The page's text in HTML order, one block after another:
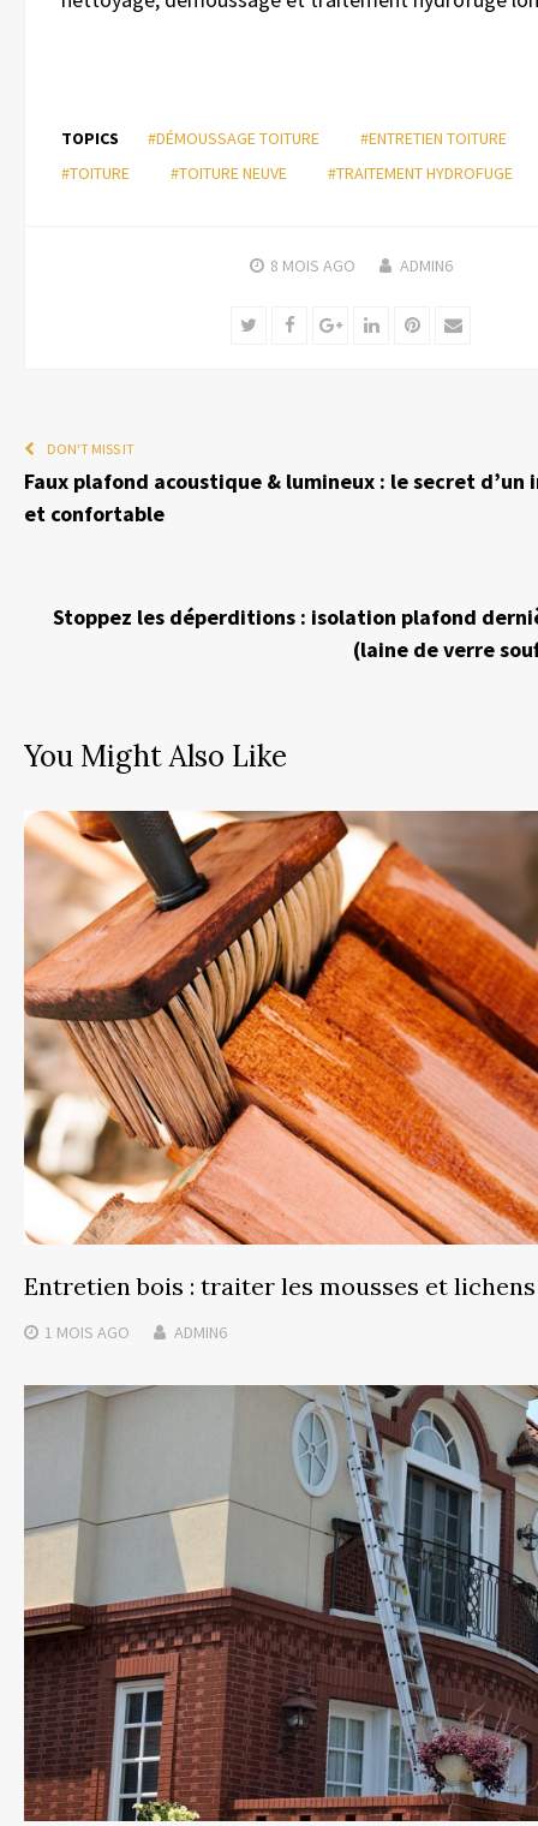
TOPICS #DÉMOUSSAGE TOITURE
#ENTRETIEN TOITURE
#TOITURE
#TOITURE NEUVE #TRAITEMENT HYDROFUGE
8 MOIS AGO ADMIN6
TwitterFacebookGoogle+LinkedInPinterest
Email
DON'T MISS IT
Faux plafond acoustique & lumineux : le secret
et confortable
Stoppez les déperditions : isolation plafond
(laine de verre
You Might Also Like
Entretien bois : traiter les mousses et lichens
1 MOIS AGO ADMIN6